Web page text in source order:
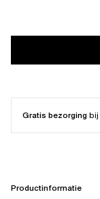
Gratis bezorgingbij
Productinformatie